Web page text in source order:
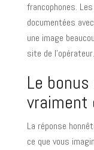
francophones.
documentées
une image
site de l’opérateur.
Le
vraiment
La réponse
ce que vous